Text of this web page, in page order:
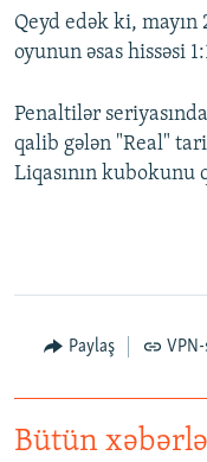
Qeyd edək ki,
oyunun əsas hissəsi
Penaltilər
qalib gələn "Real"
Liqasının kubokunu
Paylaş
Bütün